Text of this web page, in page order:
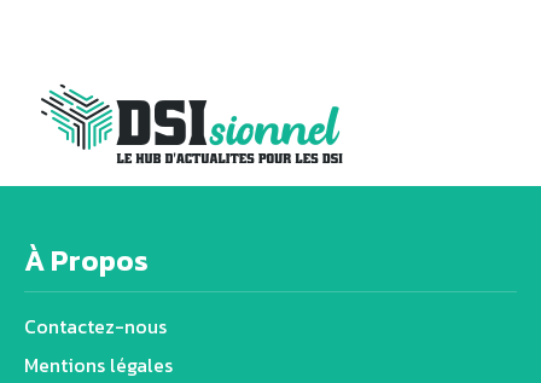
À Propos
Contactez-nous
Mentions légales